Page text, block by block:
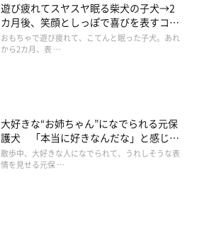
遊び疲れてスヤスヤ眠る柴犬の子犬→2
カ月後、笑顔としっぽで喜びを表すコに
成長！
おもちゃで遊び疲れて、こてんと眠った子犬。あれ
から2カ月、表 …
大好きな“お姉ちゃん”になでられる元保
護犬 「本当に好きなんだな」と感じる
表情にほっこり
散歩中、大好きな人になでられて、うれしそうな表
情を見せる元保 …